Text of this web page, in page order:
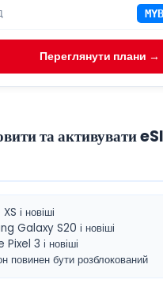
Переглянути плани →
та активувати
і новіші
Galaxy S20 і новіші
Pixel 3 і новіші
повинен бутирозблокований